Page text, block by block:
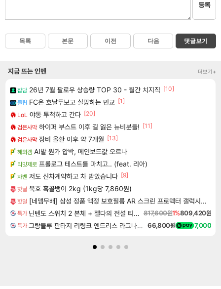
등록
목록 본문 이전 다음 댓글보기
지금 뜨는 인벤 더보기+
잡담 26년 7월 팔로우 상승량 TOP 30 - 월간 치지직 [10]
클립 FC온 호날두보고 실망하는 민교 [1]
LoL 야동 투척하고 간다 [20]
검은사막 하이퍼 부스트 이후 길 잃은 뉴비분들! [11]
검은사막 장비 올환 이후 약 7개월 [13]
해외겜 AI발 원가 압박, 메인보드값 오르나
리밋제로 프롤로그 테스트를 마치고.. (feat. 리아)
차벤 저도 신차계약하고 차 받았습니다 [9]
핫딜 묵호 흑골뱅이 2kg (1kg당 7,860원)
핫딜 [네맴무배] 삼성 정품 액정 보호필름 AR 스크린 프로텍터 갤럭시Z 폴드8 울트라, 2매입
특가 닌텐도 스위치 2 본체 + 젤다의 전설 티어스 오브 더 킹덤 닌텐도 스위치 2 에디션 + 젤다의 전설 브레스 오브 더 와일드 닌텐도 스위치 2 에디션 번들 817,600원1%809,420원
특가 그랑블루 판타지 리링크 엔드리스 라그나로크 Granblue Fantasy Relink Endless Ragnarok 66,800원 7,000